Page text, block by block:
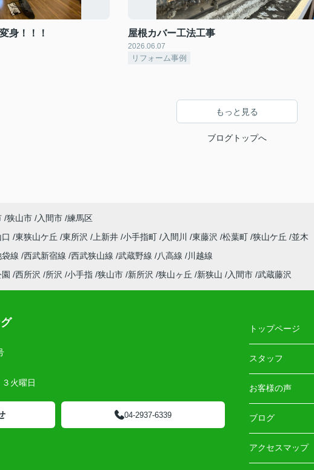
身！！！ 屋根カバー工法工事
2026.06.07
リフォーム事例
もっと見る
ブログトップへ
狭山市 入間市 練馬区
東狭山ケ丘 東所沢 上新井 小手指町 入間川 東藤沢 松葉町 狭山ケ丘
並木
線 西武新宿線 西武狭山線 武蔵野線 八高線
川越線
西所沢 所沢 小手指 狭山市 新所沢 狭山ヶ丘 新狭山 入間市 武蔵藤沢
火曜日
04-2937-6339
トップページ
スタッフ
お客様の声
ブログ
アクセスマップ